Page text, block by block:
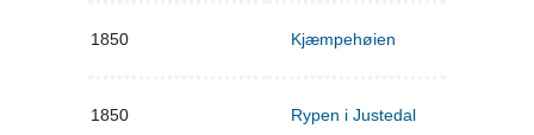
1850 Kjæmpehøien
1850 Rypen i Justedal